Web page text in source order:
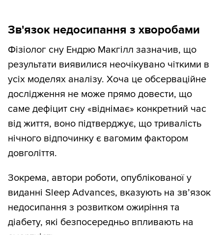
Зв'язок недосипання з хворобами
Фізіолог сну Ендрю Макгілл зазначив, що
результати виявилися неочікувано чіткими в
усіх моделях аналізу. Хоча це обсерваційне
дослідження не може прямо довести, що
саме дефіцит сну «віднімає» конкретний час
від життя, воно підтверджує, що тривалість
нічного відпочинку є вагомим фактором
довголіття.
Зокрема, автори роботи, опублікованої у
виданні Sleep Advances, вказують на зв’язок
недосипання з розвитком ожиріння та
діабету, які безпосередньо впливають на